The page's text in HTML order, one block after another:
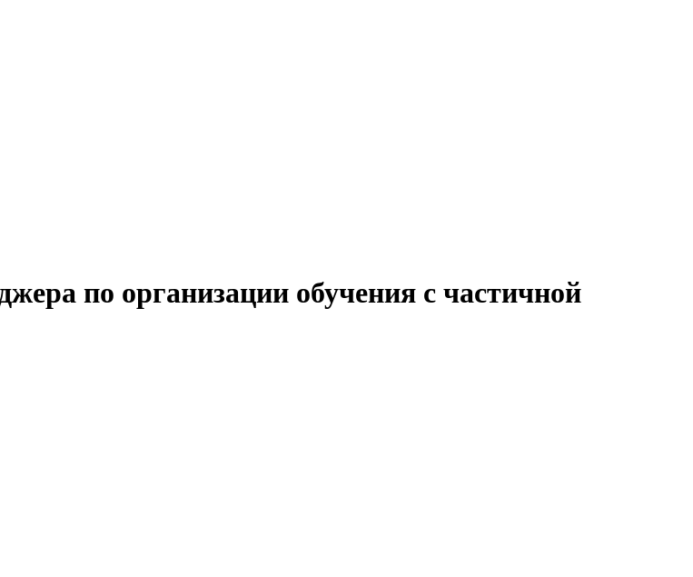
по организации обучения с частичной